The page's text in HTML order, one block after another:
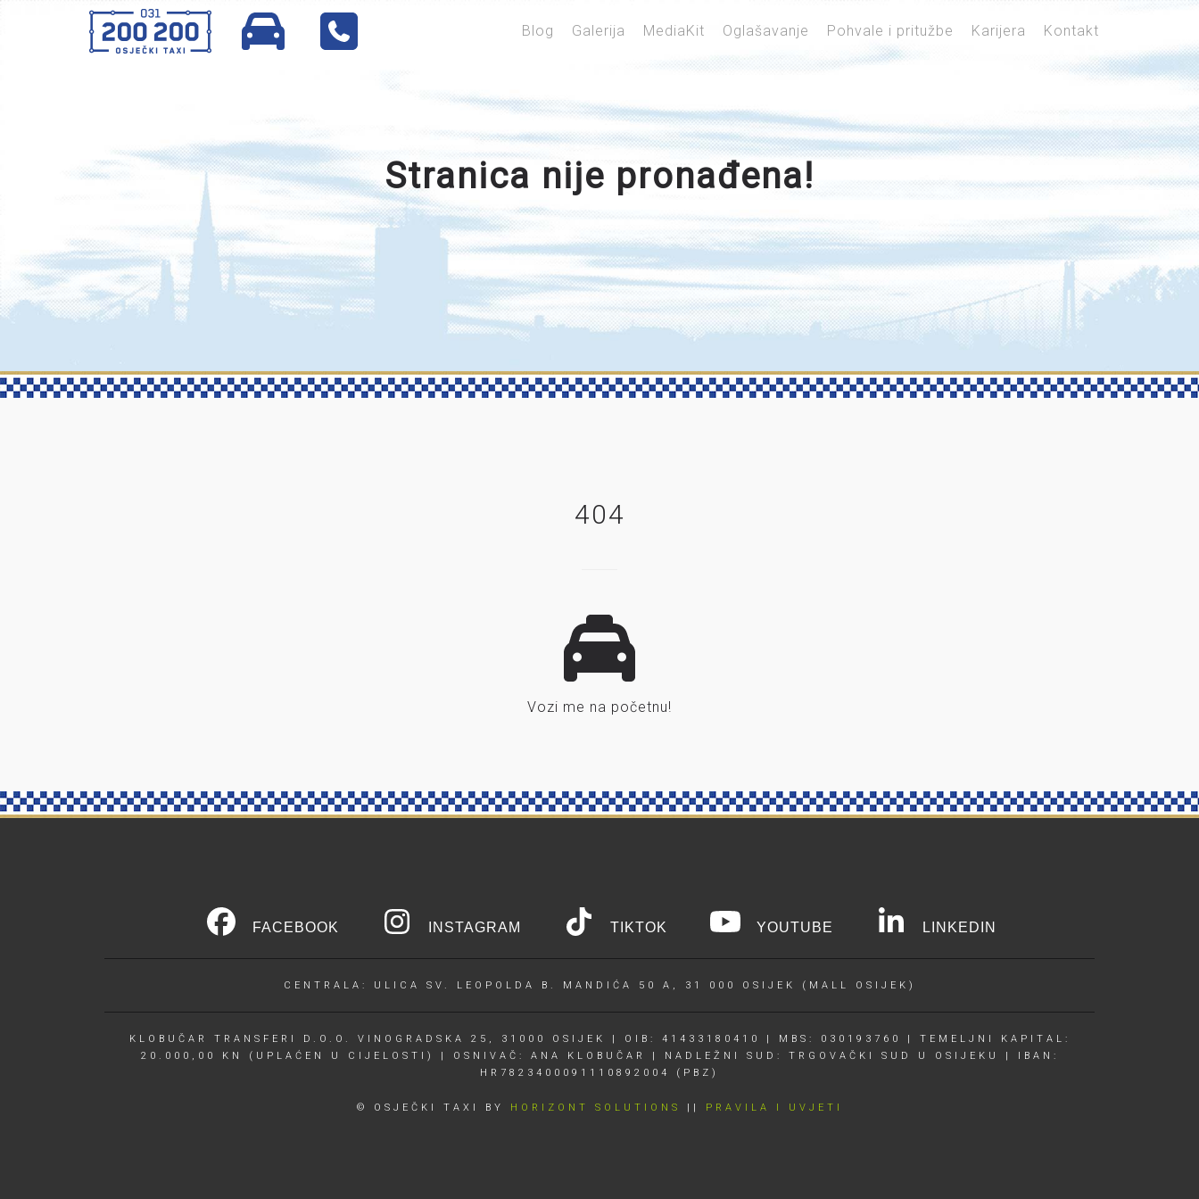
Blog Galerija MediaKit Oglašavanje Pohvale i pritužbe Karijera Kontakt
Stranica nije pronađena!
404
Vozi me na početnu!
FACEBOOK INSTAGRAM TIKTOK YOUTUBE LINKEDIN
CENTRALA: ULICA SV. LEOPOLDA B. MANDIĆA 50 A, 31 000 OSIJEK (MALL OSIJEK)
KLOBUČAR TRANSFERI D.O.O. VINOGRADSKA 25, 31000 OSIJEK | OIB: 41433180410 | MBS: 030193760 | TEMELJNI KAPITAL:
20.000,00 KN (UPLAĆEN U CIJELOSTI) | OSNIVAČ: ANA KLOBUČAR | NADLEŽNI SUD: TRGOVAČKI SUD U OSIJEKU | IBAN:
HR7823400091110892004 (PBZ)
© OSJEČKI TAXI BY HORIZONT SOLUTIONS || PRAVILA I UVJETI